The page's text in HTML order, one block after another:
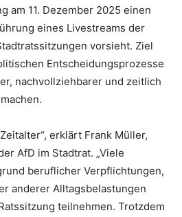
am 11. Dezember 2025 einen
eines Livestreams der
vorsieht. Ziel
Entscheidungsprozesse
nachvollziehbarer und zeitlich
erklärt Frank Müller,
AfD im Stadtrat. „Viele
beruflicher Verpflichtungen,
anderer Alltagsbelastungen
teilnehmen. Trotzdem